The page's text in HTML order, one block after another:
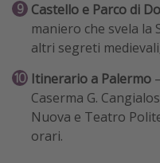
Castello e Parco di
maniero che svela la
altri segreti
Itinerario a Palermo
Caserma G.
Nuova e Teatro
orari.